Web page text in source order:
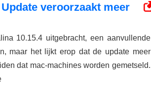
veroorzaakt meer
10.15.4 uitgebracht, een aanvullende
maar het lijkt erop dat de update meer
dat mac-machines worden gemetseld.